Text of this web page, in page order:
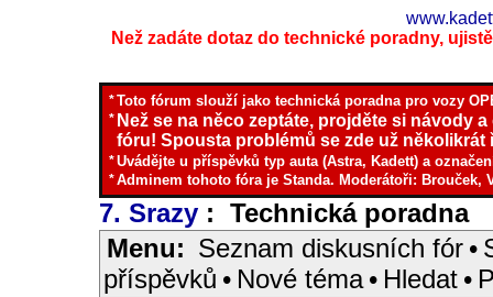
Než zadáte dotaz do technické poradny,
*Toto fórum slouží jako technická poradna pro vozy
* Než se na něco zeptáte, projděte si návody
fóru! Spousta problémů se zde už několikrát
*Uvádějte u příspěvků typ auta (Astra, Kadett) a
*Adminem tohoto fóra je Standa. Moderátoři: Brouček,
7. Srazy : Technická poradna
Menu: Seznam diskusních fór •
příspěvků • Nové téma • Hledat •